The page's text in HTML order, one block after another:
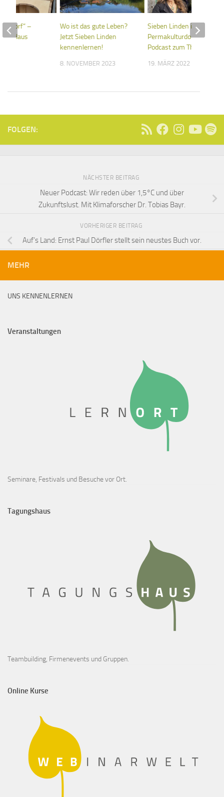
Wo ist das gute Leben?
Jetzt Sieben Linden
kennenlernen!
8. NOVEMBER 2023
Sieben Linden ist ein
Permakulturdorf!
Podcast zum Thema!
19. MÄRZ 2022
–
Haus
FOLGEN:
NÄCHSTER BEITRAG
Neuer Podcast: Wir reden über 1,5°C und über
Zukunftslust. Mit Klimaforscher Dr. Tobias Bayr.
VORHERIGER BEITRAG
Auf’s Land: Ernst Paul Dörfler stellt sein neustes Buch vor.
MEHR
UNS KENNENLERNEN
Veranstaltungen
Seminare, Festivals und Besuche vor Ort.
Tagungshaus
Teambuilding, Firmenevents und Gruppen.
Online Kurse